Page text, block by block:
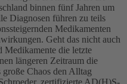
binnen fünf Jahren um
Diagnosen führen zu teils
Medikamenten
Geht das nicht auch
Medikamente die letzte
längeren Zeitraum die
Chaos den Alltag
zertifizierte AD(H)S-